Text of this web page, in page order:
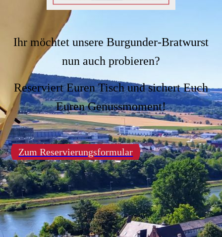
Ihr möchtet unsere Burgunder-Bratwurst
nun auch probieren?
Reserviert Euren Tisch und sichert Euch
Euren Genussmoment!
Zum Reservierungsformular